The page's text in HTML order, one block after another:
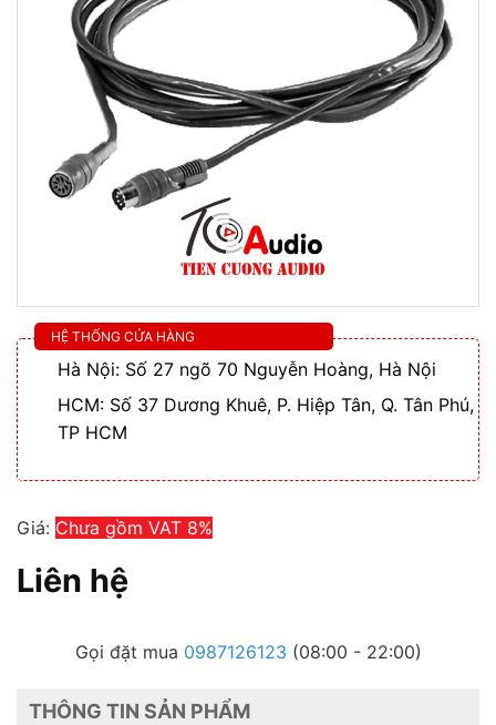
HỆ THỐNG CỬA HÀNG
Hà Nội: Số 27 ngõ 70 Nguyễn Hoàng, Hà Nội
HCM: Số 37 Dương Khuê, P. Hiệp Tân, Q. Tân Phú,
TP HCM
Giá: Chưa gồm VAT 8%
Liên hệ
Gọi đặt mua 0987126123 (08:00 - 22:00)
THÔNG TIN SẢN PHẨM